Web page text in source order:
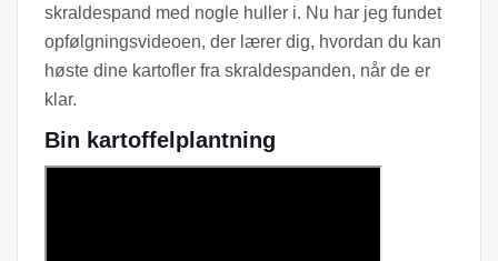
skraldespand med nogle huller i. Nu har jeg fundet
opfølgningsvideoen, der lærer dig, hvordan du kan
høste dine kartofler fra skraldespanden, når de er
klar.
Bin kartoffelplantning